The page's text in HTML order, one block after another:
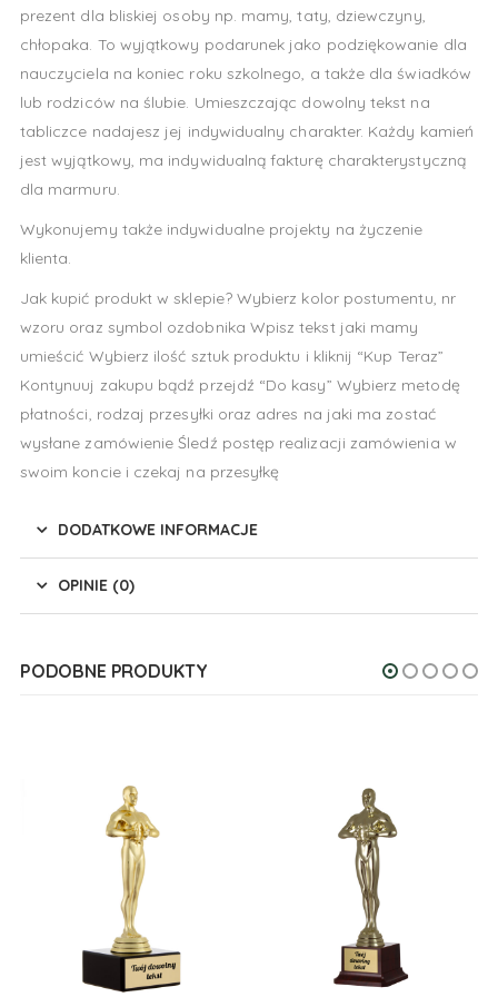
prezent dla bliskiej osoby np. mamy, taty, dziewczyny,
chłopaka. To wyjątkowy podarunek jako podziękowanie dla
nauczyciela na koniec roku szkolnego, a także dla świadków
lub rodziców na ślubie. Umieszczając dowolny tekst na
tabliczce nadajesz jej indywidualny charakter. Każdy kamień
jest wyjątkowy, ma indywidualną fakturę charakterystyczną
dla marmuru.
Wykonujemy także indywidualne projekty na życzenie
klienta.
Jak kupić produkt w sklepie? Wybierz kolor postumentu, nr
wzoru oraz symbol ozdobnika Wpisz tekst jaki mamy
umieścić Wybierz ilość sztuk produktu i kliknij “Kup Teraz”
Kontynuuj zakupu bądź przejdź “Do kasy” Wybierz metodę
płatności, rodzaj przesyłki oraz adres na jaki ma zostać
wysłane zamówienie Śledź postęp realizacji zamówienia w
swoim koncie i czekaj na przesyłkę
DODATKOWE INFORMACJE
OPINIE (0)
PODOBNE PRODUKTY